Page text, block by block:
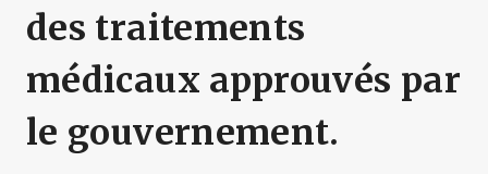
des traitements
médicaux approuvés par
le gouvernement.